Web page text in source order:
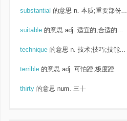
substantial 的意思 n. 本质;重要部份...
suitable 的意思 adj. 适宜的;合适的...
technique 的意思 n. 技术;技巧;技能...
terrible 的意思 adj. 可怕蹬;极度蹬...
thirty 的意思 num. 三十